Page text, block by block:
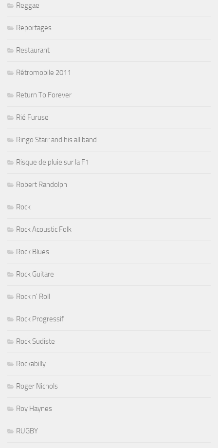
Reggae
Reportages
Restaurant
Rétromobile 2011
Return To Forever
Rié Furuse
Ringo Starr and his all band
Risque de pluie sur la F1
Robert Randolph
Rock
Rock Acoustic Folk
Rock Blues
Rock Guitare
Rock n' Roll
Rock Progressif
Rock Sudiste
Rockabilly
Roger Nichols
Roy Haynes
RUGBY